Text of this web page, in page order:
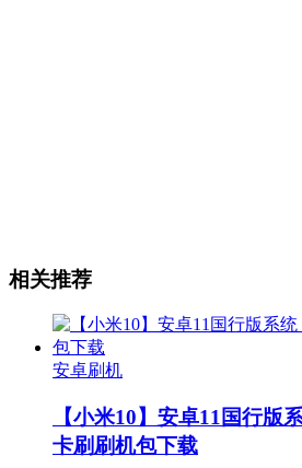
相关推荐
安卓刷机
【小米10】安卓11国行版
卡刷刷机包下载